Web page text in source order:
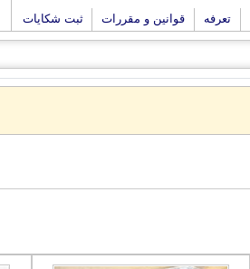
تعرفه قوانین و مقررات ثبت شکایات